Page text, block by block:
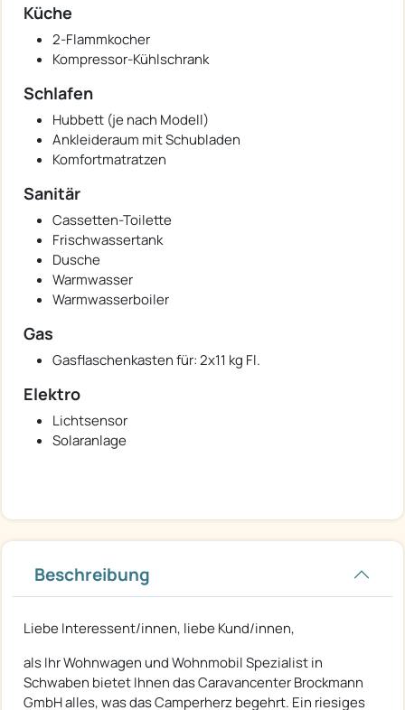
Küche
2-Flammkocher
Kompressor-Kühlschrank
Schlafen
Hubbett (je nach Modell)
Ankleideraum mit Schubladen
Komfortmatratzen
Sanitär
Cassetten-Toilette
Frischwassertank
Dusche
Warmwasser
Warmwasserboiler
Gas
Gasflaschenkasten für: 2x11 kg Fl.
Elektro
Lichtsensor
Solaranlage
Beschreibung
Liebe Interessent/innen, liebe Kund/innen,
als Ihr Wohnwagen und Wohnmobil Spezialist in
Schwaben bietet Ihnen das Caravancenter Brockmann
GmbH alles, was das Camperherz begehrt. Ein riesiges